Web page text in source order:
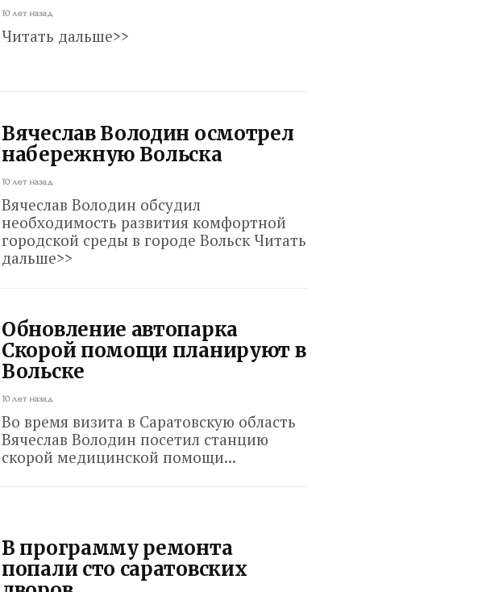
10 лет назад
Читать дальше>>
Вячеслав Володин осмотрел
набережную Вольска
10 лет назад
Вячеслав Володин обсудил
необходимость развития комфортной
городской среды в городе Вольск Читать
дальше>>
Обновление автопарка
Скорой помощи планируют в
Вольске
10 лет назад
Во время визита в Саратовскую область
Вячеслав Володин посетил станцию
скорой медицинской помощи...
В программу ремонта
попали сто саратовских